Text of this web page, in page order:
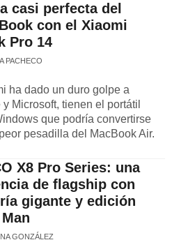
casi perfecta del
con el Xiaomi
Pro 14
PACHECO
ha dado un duro golpe a
Microsoft, tienen el portátil
que podría convertirse
pesadilla del MacBook Air.
X8 Pro Series: una
de flagship con
gigante y edición
GONZÁLEZ